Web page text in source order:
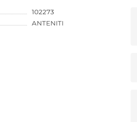
102273
ANTENITI